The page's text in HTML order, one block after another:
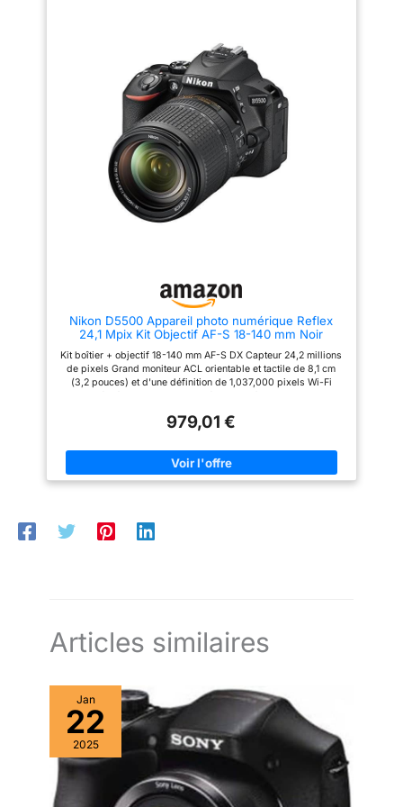
D3400 + AF-P DX 18-55 non VR
boitier et optique Il y a un guide
d'utlisation sur le site- web
CONNECTIVITÉ SIMPLE
Démarquez-vous en partageant
desphotos de haute qualité là
où tout le monde publie des
photos prisesavec un
smartphone. Utilisez le
SNAPBRIDGE LES JOIES DU D-
D3400 + AF-P DX 18-55 non VR
Nikon D5500 Appareil photo numérique Reflex
24,1 Mpix Kit Objectif AF-S 18-140 mm Noir
Kit boîtier + objectif 18-140 mm AF-S DX Capteur 24,2 millions
de pixels Grand moniteur ACL orientable et tactile de 8,1 cm
(3,2 pouces) et d'une définition de 1,037,000 pixels Wi-Fi
979,01 €
Articles similaires
Jan
22
2025